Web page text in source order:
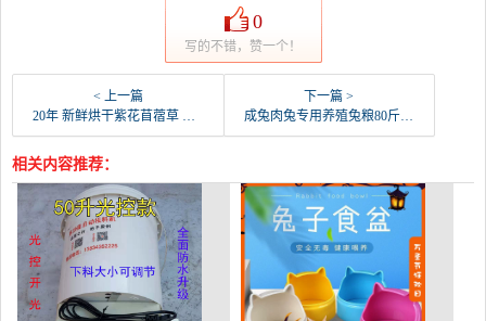
0
写的不错，赞一个！
< 上一篇
20年 新鲜烘干紫花苜蓿草 幼兔干草 龙猫兔子草 -兔饲料(花结旗舰店仅售32元)
下一篇 >
成兔肉兔专用养殖兔粮80斤一袋兔饲料成年兔子母兔家-兔饲料(宠小件旗舰店仅售140.17元)
相关内容推荐：